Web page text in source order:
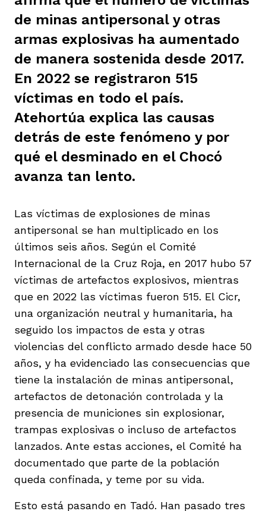
de minas antipersonal y otras
armas explosivas ha aumentado
de manera sostenida desde 2017.
En 2022 se registraron 515
víctimas en todo el país.
Atehortúa explica las causas
detrás de este fenómeno y por
qué el desminado en el Chocó
avanza tan lento.
Las víctimas de explosiones de minas
antipersonal se han multiplicado en los
últimos seis años. Según el Comité
Internacional de la Cruz Roja, en 2017 hubo 57
víctimas de artefactos explosivos, mientras
que en 2022 las víctimas fueron 515. El Cicr,
una organización neutral y humanitaria, ha
seguido los impactos de esta y otras
violencias del conflicto armado desde hace 50
años, y ha evidenciado las consecuencias que
tiene la instalación de minas antipersonal,
artefactos de detonación controlada y la
presencia de municiones sin explosionar,
trampas explosivas o incluso de artefactos
lanzados. Ante estas acciones, el Comité ha
documentado que parte de la población
queda confinada, y teme por su vida.
Esto está pasando en Tadó. Han pasado tres
2023
del Cesar
periodistas locales
nuestro contenido